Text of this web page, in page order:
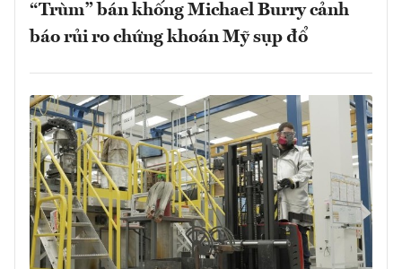
“Trùm” bán khống Michael Burry cảnh
báo rủi ro chứng khoán Mỹ sụp đổ